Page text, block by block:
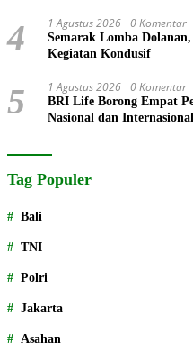
4 1 Agustus 2026 0 Komentar
Semarak Lomba
Kegiatan Kondusif
5 1 Agustus 2026 0 Komentar
BRI Life Borong Empat
Nasional dan
Tag Populer
Bali
TNI
Polri
Jakarta
Asahan